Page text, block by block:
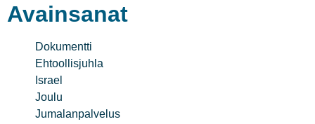
Avainsanat
Dokumentti
Ehtoollisjuhla
Israel
Joulu
Jumalanpalvelus